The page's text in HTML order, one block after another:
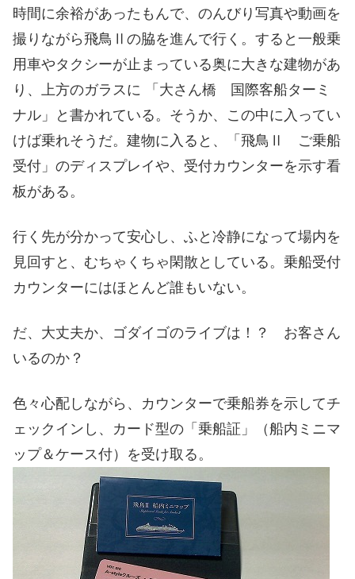
時間に余裕があったもんで、のんびり写真や動画を
撮りながら飛鳥Ⅱの脇を進んで行く。すると一般乗
用車やタクシーが止まっている奥に大きな建物があ
り、上方のガラスに 「大さん橋 国際客船ターミ
ナル」と書かれている。そうか、この中に入ってい
けば乗れそうだ。建物に入ると、「飛鳥Ⅱ ご乗船
受付」のディスプレイや、受付カウンターを示す看
板がある。
行く先が分かって安心し、ふと冷静になって場内を
見回すと、むちゃくちゃ閑散としている。乗船受付
カウンターにはほとんど誰もいない。
だ、大丈夫か、ゴダイゴのライブは！？ お客さん
いるのか？
色々心配しながら、カウンターで乗船券を示してチ
ェックインし、カード型の「乗船証」（船内ミニマ
ップ＆ケース付）を受け取る。